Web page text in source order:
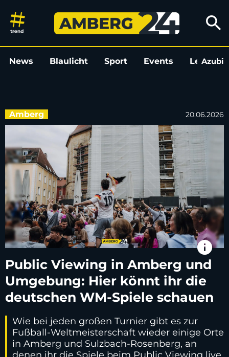
Public Viewing in Amberg
search
News Blaulicht Sport Events LeoAzubi
Amberg 20.06.2026
info
Public Viewing in Amberg und
Umgebung: Hier könnt ihr die
deutschen WM-Spiele schauen
Wie bei jeden großen Turnier gibt es zur
Fußball-Weltmeisterschaft wieder einige Orte
in Amberg und Sulzbach-Rosenberg, an